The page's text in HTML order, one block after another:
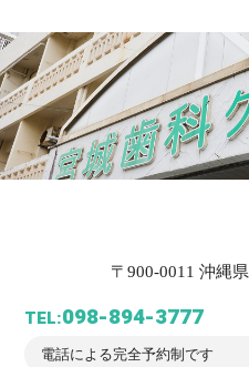
〒900-0011 沖縄
TEL:098-894-3777
電話による完全予約制です